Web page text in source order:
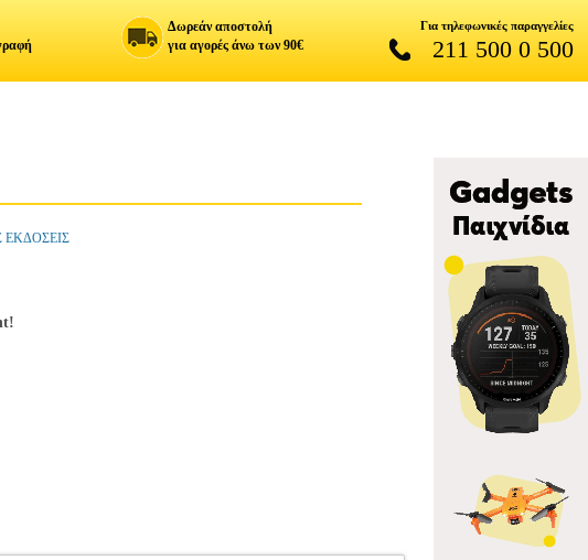
Δωρεάν αποστολή
για αγορές άνω των 90€
Για τηλεφωνικές παραγγελίες
211 500 0 500
ΕΚΔΟΣΕΙΣ